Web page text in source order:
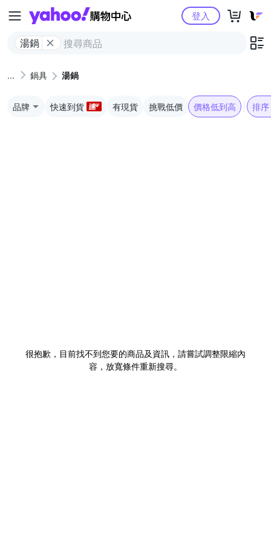
Yahoo購物中心
湯鍋
登入
鍋具 湯鍋
品牌 快速到貨 有現貨 挑戰低價 價格低到高 排序
很抱歉，目前找不到您要的商品及資訊，請嘗試調整限縮內
容，放寬條件重新搜尋。